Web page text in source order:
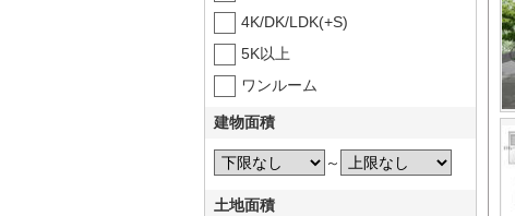
4K/DK/LDK(+S)
5K以上
ワンルーム
建物面積
～
土地面積